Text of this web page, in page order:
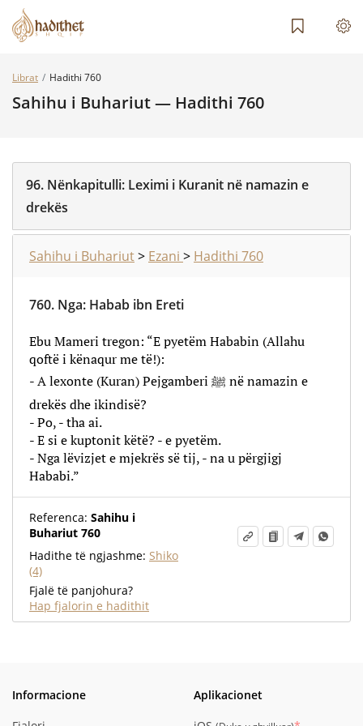
Librat Hadithi 760
Sahihu i Buhariut — Hadithi 760
96. Nënkapitulli: Leximi i Kuranit në namazin e
drekës
Sahihu i Buhariut> Ezani > Hadithi 760
760. Nga: Habab ibn Ereti
Ebu Mameri tregon: “E pyetëm Hababin (Allahu
qoftë i kënaqur me të!):
- A lexonte (Kuran) Pejgamberi ﷺ në namazin e
drekës dhe ikindisë?
- Po, - tha ai.
- E si e kuptonit këtë? - e pyetëm.
- Nga lëvizjet e mjekrës së tij, - na u përgjigj
Hababi.”
Referenca: Sahihu i
Buhariut 760
Hadithe të ngjashme: Shiko
(4)
Fjalë të panjohura?
Hap fjalorin e hadithit
Informacione
Aplikacionet